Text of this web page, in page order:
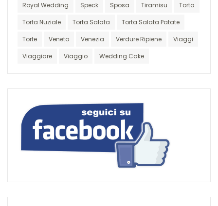
Royal Wedding Speck Sposa Tiramisu Torta
Torta Nuziale Torta Salata Torta Salata Patate
Torte Veneto Venezia Verdure Ripiene Viaggi
Viaggiare Viaggio Wedding Cake